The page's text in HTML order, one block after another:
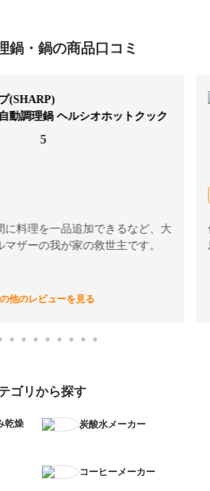
鍋・鍋の商品口コミ
(SHARP)
動調理鍋 ヘルシオホットクック
5
に料理を一品追加できるなど、大
ザーの我が家の救世主です。
他のレビューを見る
ゴリから探す
乾燥
炭酸水メーカー
コーヒーメーカー